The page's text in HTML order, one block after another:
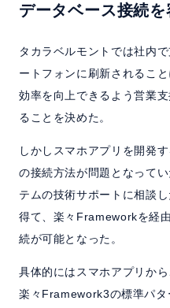
データベース接続
タカラベルモントでは社内
ートフォンに刷新されるこ
効率を向上できるよう営業
ることを決めた。
しかしスマホアプリを開発
の接続方法が問題となって
テムの技術サポートに相談
得て、楽々Frameworkを経
続が可能となった。
具体的にはスマホアプリか
楽々Framework3の標準パ